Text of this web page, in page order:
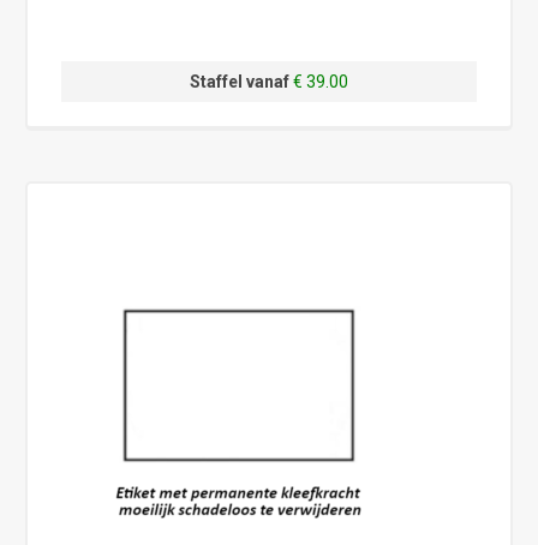
Staffel vanaf€ 39.00